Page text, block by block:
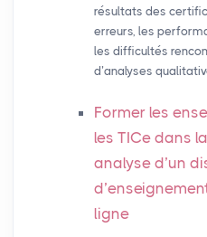
résultats des
erreurs, les
les difficultés
d’analyses
Former les
les TICe dans
analyse d’un
ligne